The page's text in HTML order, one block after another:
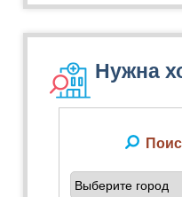
Нужна